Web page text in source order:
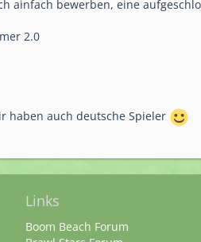
ainfach bewerben, eine
2.0
haben auch deutsche Spieler
Links
Boom Beach Forum